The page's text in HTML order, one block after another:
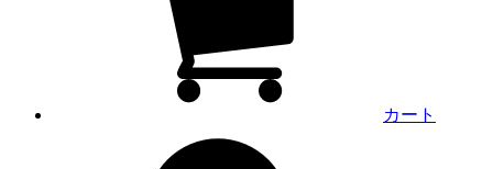
カート